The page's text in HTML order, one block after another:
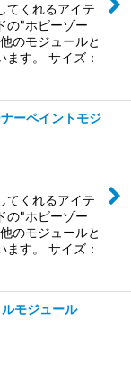
てくれるアイテ
の"ホビーゾー
のモジュールと
す。 サイズ：
ーペイントモジ
てくれるアイテ
の"ホビーゾー
のモジュールと
す。 サイズ：
モジュール